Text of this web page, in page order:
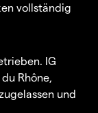
vollständig
IG
Rhône,
und